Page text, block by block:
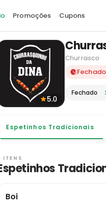
Promoções Cupons
5.0
Churrasco
Fechado
Fechado
Espetinhos Tradicionais
ITENS
Boi